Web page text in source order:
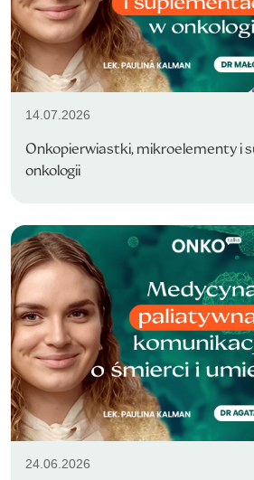
14.07.2026
Onkopierwiastki, mikroelementy i
onkologii
24.06.2026